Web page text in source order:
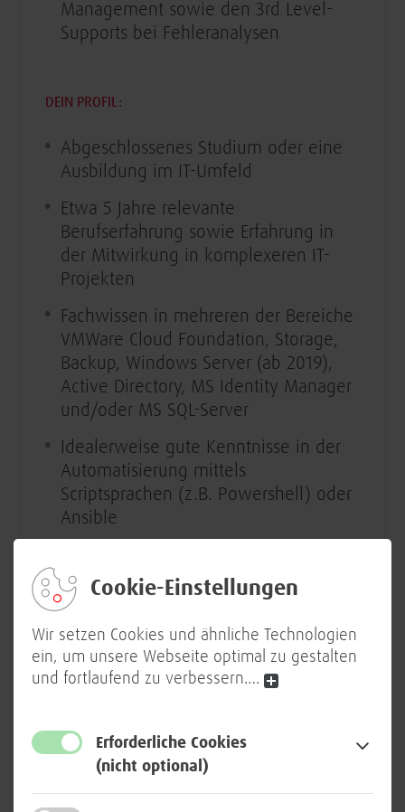
Cookie-Einstellungen
Wir setzen Cookies und ähnliche Technologien
ein, um unsere Webseite optimal zu gestalten
und fortlaufend zu verbessern.…
Erforderliche Cookies
(nicht optional)
Management sowie den 3rd Level-
Supports bei Fehleranalysen
DEIN PROFIL:
Abgeschlossenes Studium oder eine
Ausbildung im IT-Umfeld
Etwa 5 Jahre relevante
Berufserfahrung sowie Erfahrung in
der Mitwirkung in komplexeren IT-
Projekten
Fachwissen in mehreren der Bereiche
VMWare Cloud Foundation, Storage,
Backup, Windows Server (ab 2019),
Active Directory, MS Identity Manager
und/oder MS SQL-Server
Idealerweise gute Kenntnisse in der
Automatisierung mittels
Scriptsprachen (z.B. Powershell) oder
Ansible
Kommunikationsfähigkeiten,
Empathie, Stressresistenz sowie eine
selbständige, sorgfältige und
gewissenhafte Arbeitsweise
Verhandlungssichere
Verständnis der englischen Sprache​